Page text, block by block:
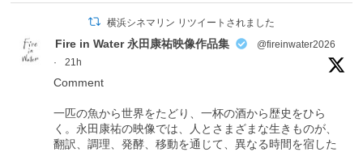
横浜シネマリン リツイートされました
Fire in Water 永田康祐映像作品集
@fireinwater2026
·
21h
Comment
一匹の魚から世界をたどり、一杯の酒から歴史をひら
く。永田康祐の映像では、人とさまざまな生きものが、
翻訳、調理、発酵、移動を通じて、異なる時間を宿した